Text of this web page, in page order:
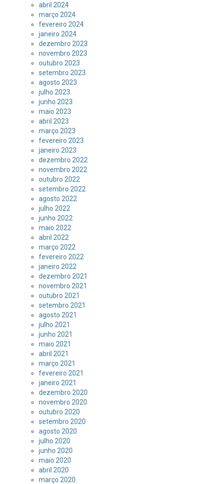
abril 2024
março 2024
fevereiro 2024
janeiro 2024
dezembro 2023
novembro 2023
outubro 2023
setembro 2023
agosto 2023
julho 2023
junho 2023
maio 2023
abril 2023
março 2023
fevereiro 2023
janeiro 2023
dezembro 2022
novembro 2022
outubro 2022
setembro 2022
agosto 2022
julho 2022
junho 2022
maio 2022
abril 2022
março 2022
fevereiro 2022
janeiro 2022
dezembro 2021
novembro 2021
outubro 2021
setembro 2021
agosto 2021
julho 2021
junho 2021
maio 2021
abril 2021
março 2021
fevereiro 2021
janeiro 2021
dezembro 2020
novembro 2020
outubro 2020
setembro 2020
agosto 2020
julho 2020
junho 2020
maio 2020
abril 2020
março 2020